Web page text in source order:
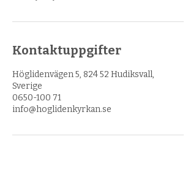
Kontaktuppgifter
Höglidenvägen 5, 824 52 Hudiksvall,
Sverige
0650-100 71
info@hoglidenkyrkan.se